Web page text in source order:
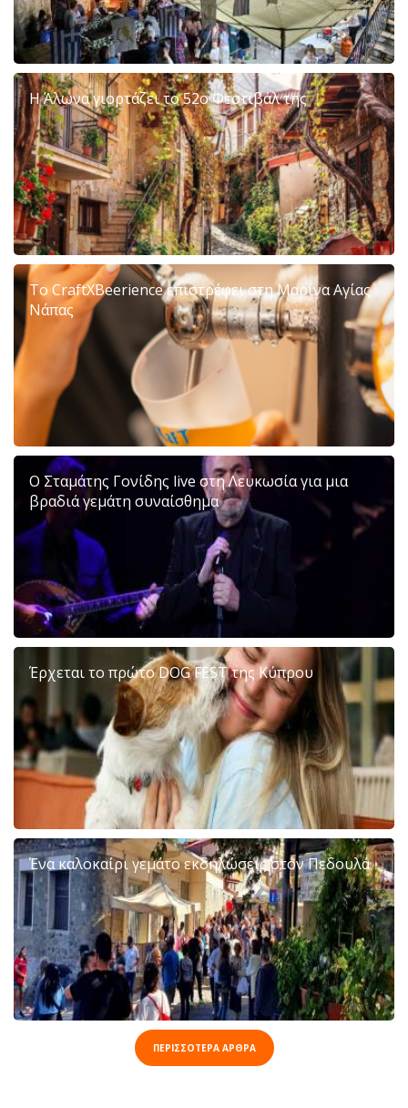
Η Άλωνα γιορτάζει το 52ο Φεστιβάλ της
Το CraftXBeerience επιστρέφει στη Μαρίνα Αγίας
Νάπας
Ο Σταμάτης Γονίδης live στη Λευκωσία για μια
βραδιά γεμάτη συναίσθημα
Έρχεται το πρώτο DOG FEST της Κύπρου
Ένα καλοκαίρι γεμάτο εκδηλώσεις στον Πεδουλά
ΠΕΡΙΣΣΟΤΕΡΑ ΑΡΘΡΑ